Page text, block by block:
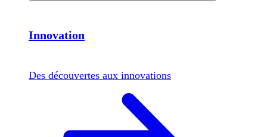
Innovation
Des découvertes aux innovations